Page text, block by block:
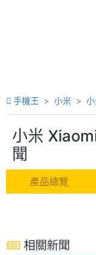
手機王 小米
小米
聞
產品總覽
相關新聞